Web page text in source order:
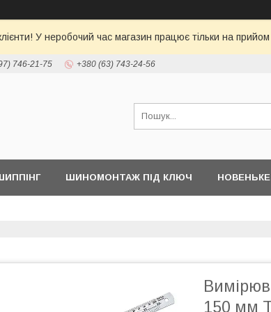
У неробочий час магазин працює тільки на
746-21-75 +380 (63) 743-24-56
ШИНОМОНТАЖ ПІД КЛЮЧ НОВЕНЬКЕ
150 мм